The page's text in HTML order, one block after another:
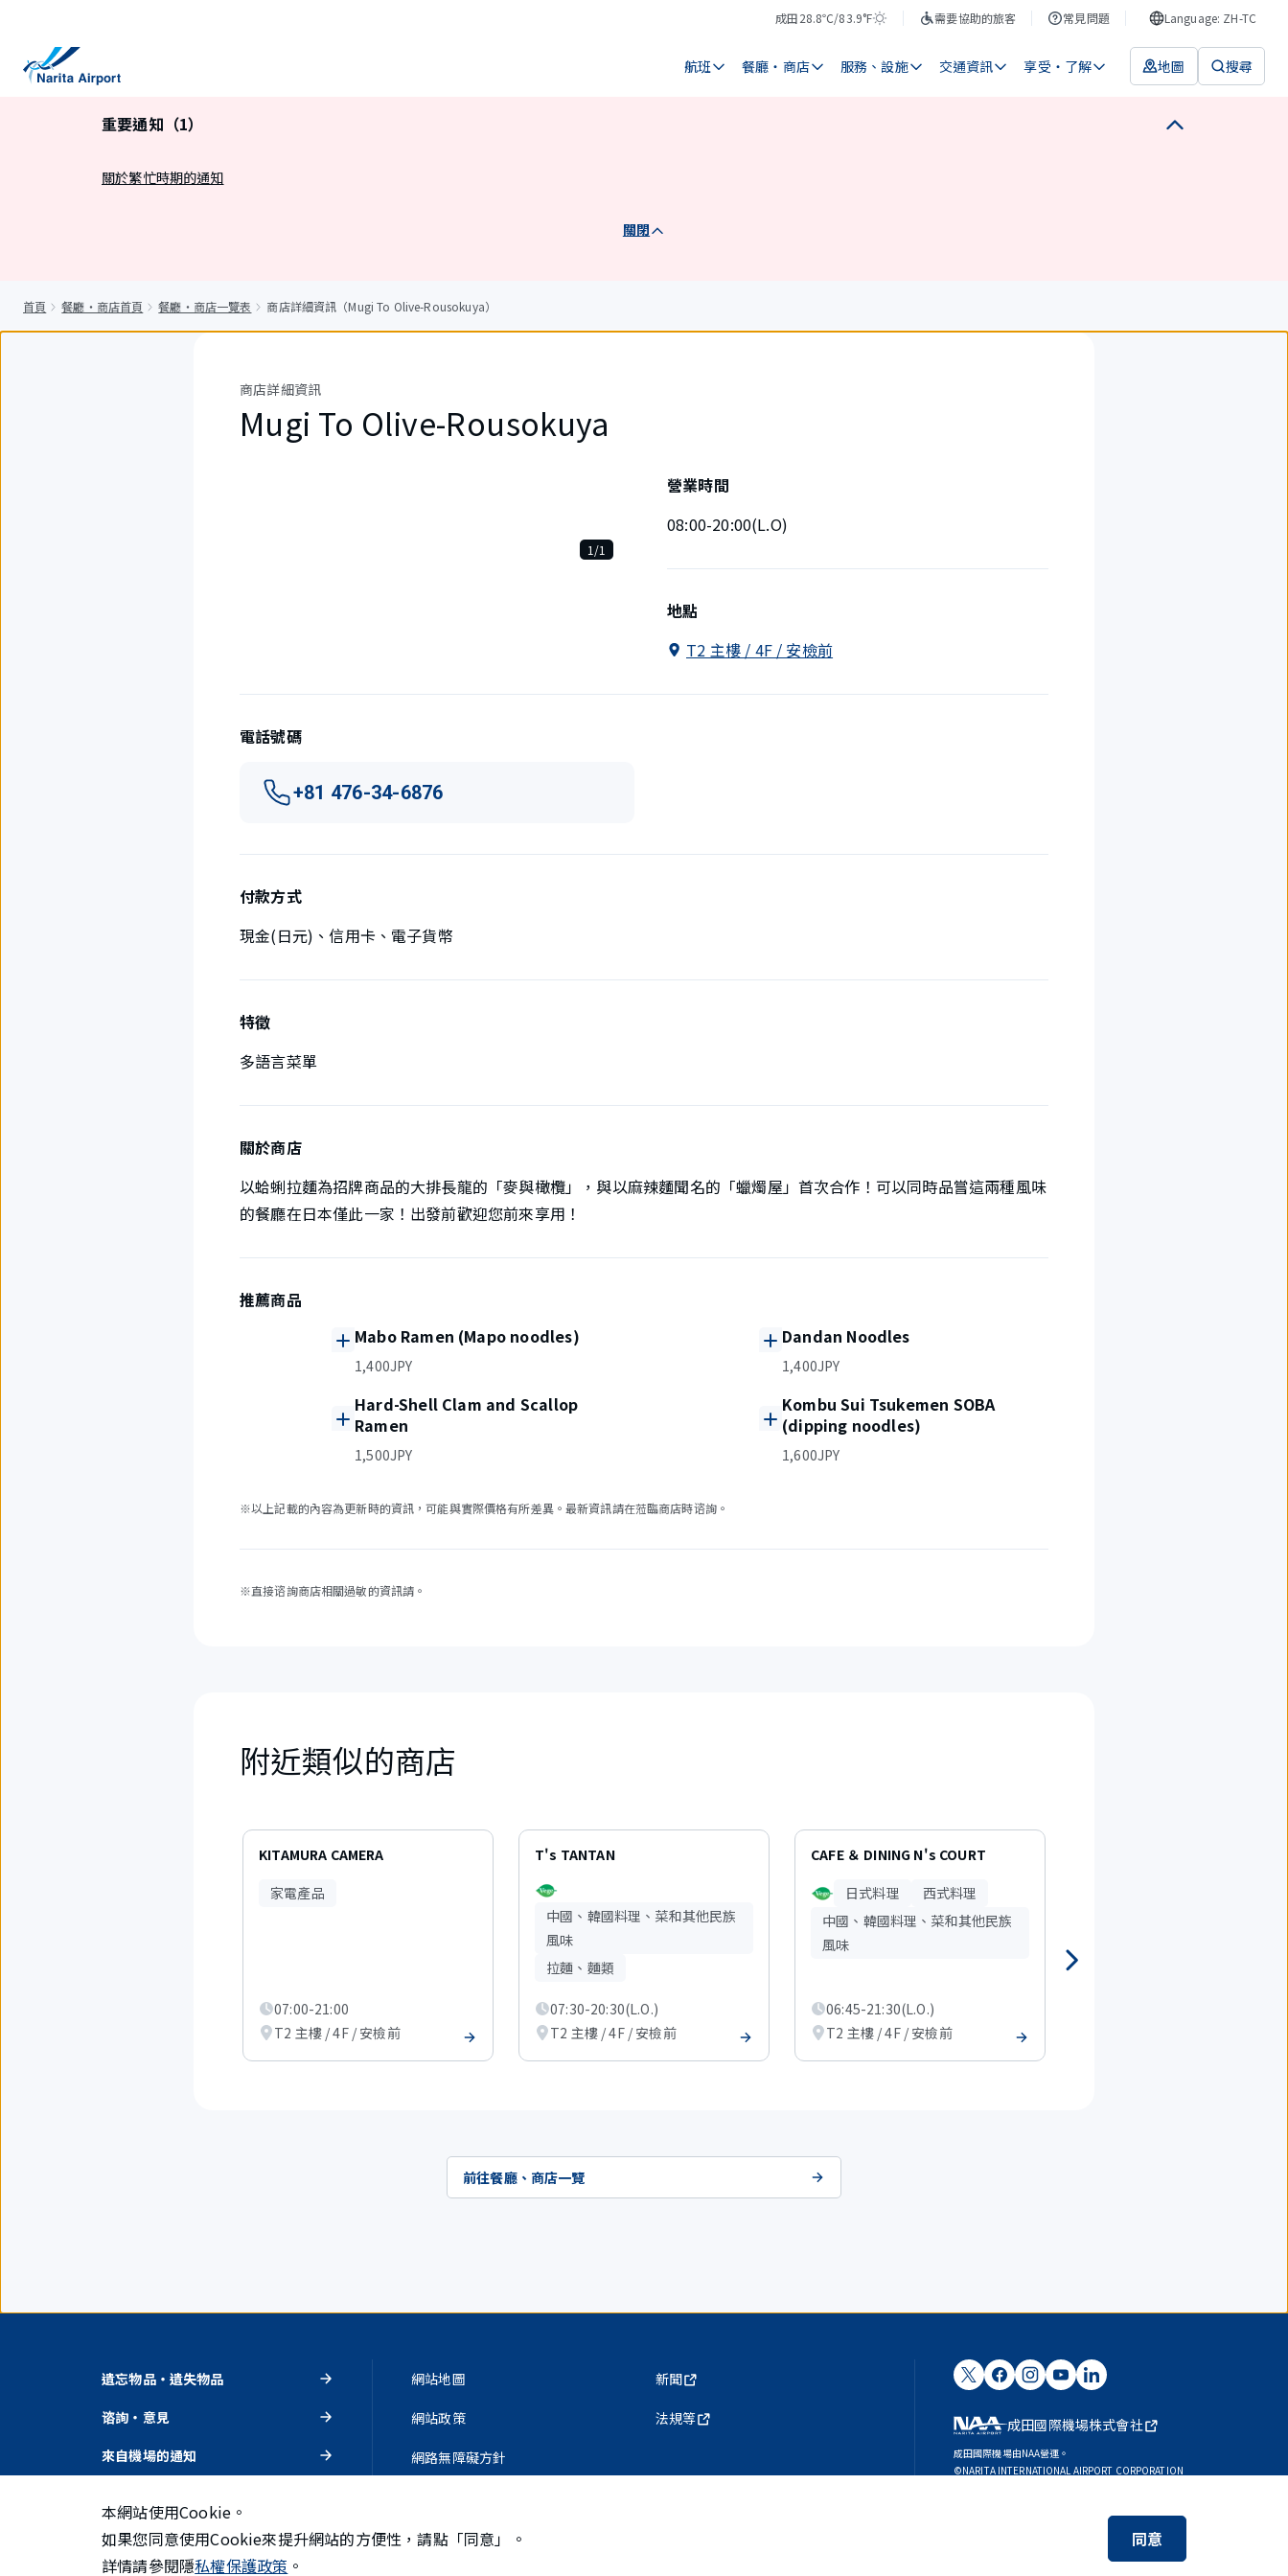
成田
氣
28.8℃/83.9°F
天
需要協助的旅客 常見問題 Language: ZH-TC
航班 餐廳・商店 服務、設施 交通資訊 享受・了解 地圖 搜尋
重要通知（1）
關於繁忙時期的通知
關閉
首頁 餐廳・商店首頁 餐廳・商店一覽表 商店詳細資訊（Mugi To Olive-Rousokuya）
商店詳細資訊
Mugi To Olive-Rousokuya
1
1/1
營業時間
08:00-20:00(L.O)
地點
T2 主樓 / 4F / 安檢前
電話號碼
+81 476-34-6876
付款方式
現金(日元)、信用卡、電子貨幣
特徵
多語言菜單
關於商店
以蛤蜊拉麵為招牌商品的大排長龍的「麥與橄欖」，與以麻辣麵聞名的「蠟燭屋」首次合作！可以同時品嘗這兩種風味
的餐廳在日本僅此一家！出發前歡迎您前來享用！
推薦商品
Mabo Ramen (Mapo noodles)
1,400JPY
Dandan Noodles
1,400JPY
Hard-Shell Clam and Scallop
Ramen
1,500JPY
Kombu Sui Tsukemen SOBA
(dipping noodles)
1,600JPY
※以上記載的內容為更新時的資訊，可能與實際價格有所差異。最新資訊請在蒞臨商店時谘詢。
※直接谘詢商店相關過敏的資訊請。
附近類似的商店
6
項。
KITAMURA CAMERA
家電產品
07:00-21:00
T2 主樓 / 4F / 安檢前
T's TANTAN
中國、韓國料理、菜和其他民族
風味
拉麵、麵類
07:30-20:30(L.O.)
T2 主樓 / 4F / 安檢前
CAFE ＆ DINING N's COURT
日式料理
西式料理
中國、韓國料理、菜和其他民族
風味
06:45-21:30(L.O.)
T2 主樓 / 4F / 安檢前
前往餐廳、商店一覽
遺忘物品・遺失物品
谘詢・意見
來自機場的通知
網站地圖
網站政策
網路無障礙方針
新聞
法規等 成田國際機場株式會社
成田國際機場由NAA營運。
©NARITA INTERNATIONAL AIRPORT CORPORATION
本網站使用Cookie。
如果您同意使用Cookie來提升網站的方便性，請點「同意」。
詳情請參閱隱私權保護政策 。
同意